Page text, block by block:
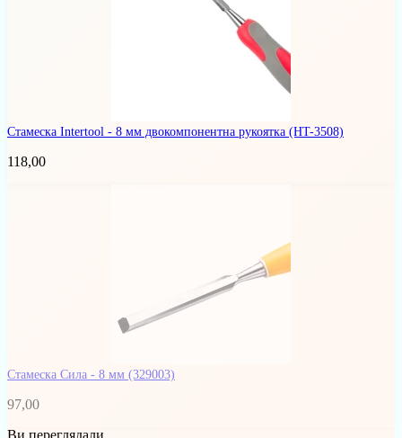
Стамеска Intertool - 8 мм двокомпонентна рукоятка (HT-3508)
118,00
Стамеска Сила - 8 мм (329003)
97,00